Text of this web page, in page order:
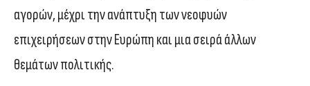
αγορών, μέχρι την ανάπτυξη των νεοφυών
επιχειρήσεων στην Ευρώπη και μια σειρά άλλων
θεμάτων πολιτικής.